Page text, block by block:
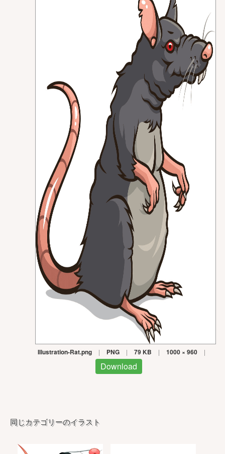
Illustration-Rat.png | PNG | 79 KB | 1000 × 960 |
Download
同じカテゴリーのイラスト